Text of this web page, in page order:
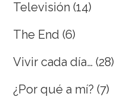
Televisión (14)
The End (6)
Vivir cada día… (28)
¿Por qué a mí? (7)